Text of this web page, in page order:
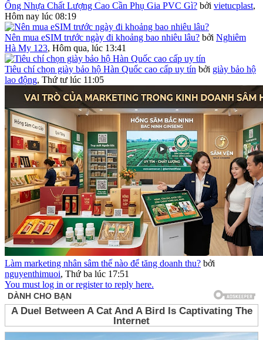
Ống Nhựa Chất Lượng Cao Cần Phụ Gia PVC Gì? bởi vietucplast,
Hôm nay lúc 08:19
Nên mua eSIM trước ngày đi khoảng bao nhiêu lâu? bởi Nghiêm
Hà My 123, Hôm qua, lúc 13:41
Tiêu chí chọn giày bảo hộ Hàn Quốc cao cấp uy tín bởi giày bảo hộ
lao động, Thứ tư lúc 11:05
Làm marketing nhân sâm thế nào để tăng doanh thu? bởi
nguyenthimuoi, Thứ ba lúc 17:51
You must log in or register to reply here.